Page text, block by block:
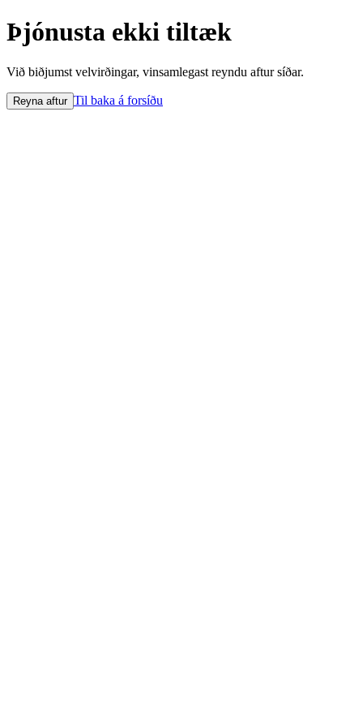
Þjónusta ekki tiltæk
Við biðjumst velvirðingar, vinsamlegast reyndu aftur síðar.
Reyna aftur Til baka á forsíðu